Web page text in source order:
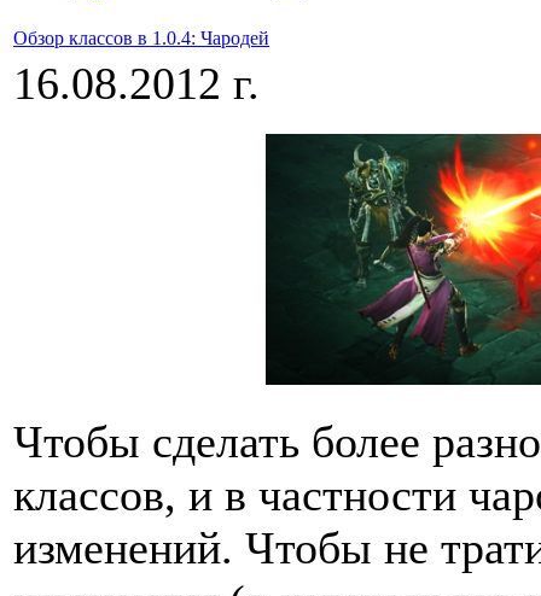
Обзор классов в 1.0.4: Чародей
16.08.2012 г.
Чтобы сделать более
классов, и в частности
изменений. Чтобы не